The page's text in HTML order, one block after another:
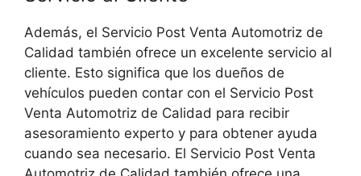
Además, el Servicio Post Venta Automotriz de
Calidad también ofrece un excelente servicio al
cliente. Esto significa que los dueños de
vehículos pueden contar con el Servicio Post
Venta Automotriz de Calidad para recibir
asesoramiento experto y para obtener ayuda
cuando sea necesario. El Servicio Post Venta